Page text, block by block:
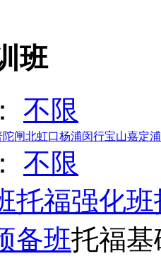
班
不限
陀闸北虹口杨浦闵行宝山嘉定
不限
托福强化班
备班托福基